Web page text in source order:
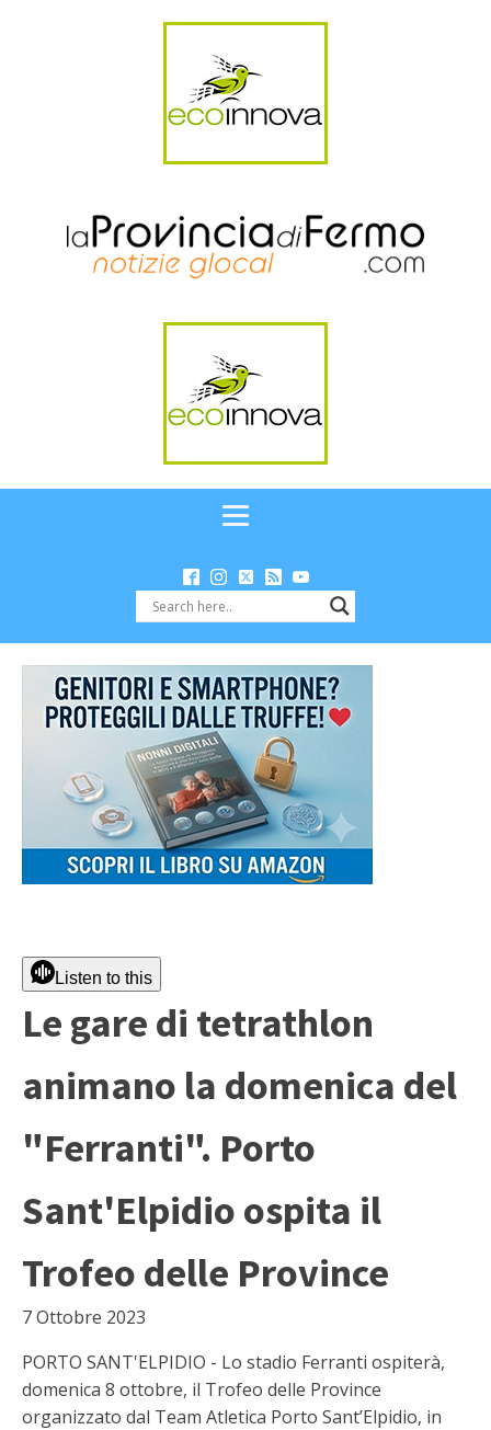
Listen to this
Le gare di tetrathlon
animano la domenica del
"Ferranti". Porto
Sant'Elpidio ospita il
Trofeo delle Province
7 Ottobre 2023
PORTO SANT'ELPIDIO - Lo stadio Ferranti ospiterà,
domenica 8 ottobre, il Trofeo delle Province
organizzato dal Team Atletica Porto Sant’Elpidio, in